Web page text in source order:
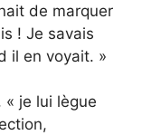
de marquer
! Je savais
il en voyait. »
« je lui lègue